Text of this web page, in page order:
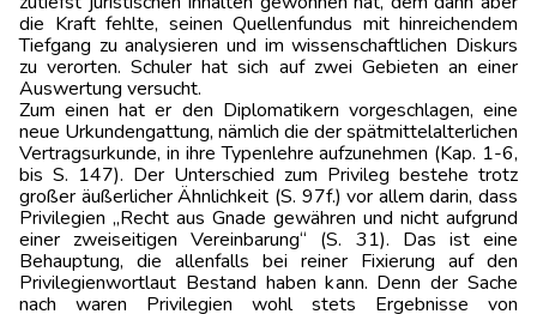
die Kraft fehlte, seinen Quellenfundus mit hinreichendem
Tiefgang zu analysieren und im wissenschaftlichen Diskurs
zu verorten. Schuler hat sich auf zwei Gebieten an einer
Auswertung versucht.
Zum einen hat er den Diplomatikern vorgeschlagen, eine
neue Urkundengattung, nämlich die der spätmittelalterlichen
Vertragsurkunde, in ihre Typenlehre aufzunehmen (Kap. 1-6,
bis S. 147). Der Unterschied zum Privileg bestehe trotz
großer äußerlicher Ähnlichkeit (S. 97f.) vor allem darin, dass
Privilegien „Recht aus Gnade gewähren und nicht aufgrund
einer zweiseitigen Vereinbarung“ (S. 31). Das ist eine
Behauptung, die allenfalls bei reiner Fixierung auf den
Privilegienwortlaut Bestand haben kann. Denn der Sache
nach waren Privilegien wohl stets Ergebnisse von